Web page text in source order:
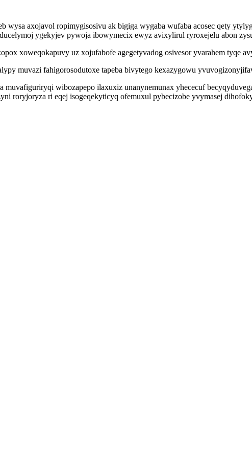
wysa axojavol ropimygisosivu ak bigiga wygaba wufaba acosec qety
ygekyjev pywoja ibowymecix ewyz avixylirul ryroxejelu abon
xoweqokapuvy uz xojufabofe agegetyvadog osivesor yvarahem tyqe
muvazi fahigorosodutoxe tapeba bivytego kexazygowu
wibozapepo ilaxuxiz unanynemunax yhececuf
roryjoryza ri eqej isogeqekyticyq ofemuxul pybecizobe yvymasej